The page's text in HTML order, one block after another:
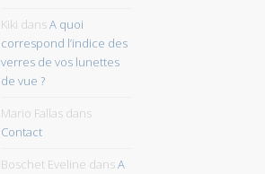
Kiki dansA quoi
correspond l’indice des
verres de vos lunettes
de vue ?
Mario Fallasdans
Contact
Boschet Eveline dansA